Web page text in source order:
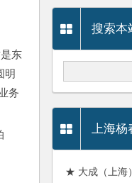
东
明
务
搜索本
上海杨
★ 大成（上海